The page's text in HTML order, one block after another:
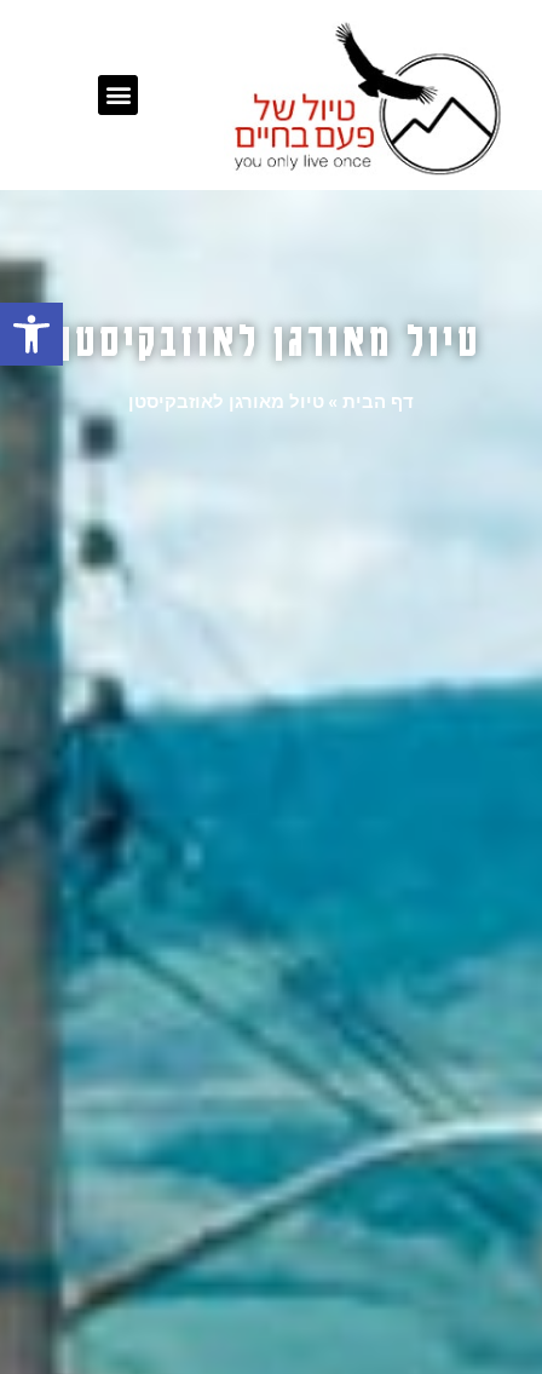
טיול מאורגן לאוזבקיסטן
דף הבית » טיול מאורגן לאוזבקיסטן